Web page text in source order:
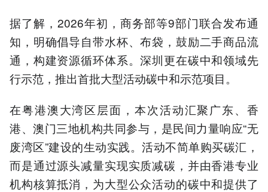
据了解，2026年初，商务部等9部门联合发布通
知，明确倡导自带水杯、布袋，鼓励二手商品流
通，构建资源循环体系。深圳更在碳中和领域先
行示范，推出首批大型活动碳中和示范项目。
在粤港澳大湾区层面，本次活动汇聚广东、香
港、澳门三地机构共同参与，是民间力量响应“无
废湾区”建设的生动实践。活动不简单购买碳汇，
而是通过源头减量实现实质减碳，并由香港专业
机构核算抵消，为大型公众活动的碳中和提供了